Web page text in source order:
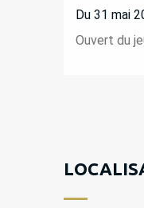
Du 31 mai
Ouvert du